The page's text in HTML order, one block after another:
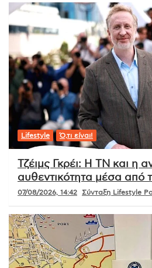
Lifestyle Ό,τι είναι!
Τζέιμς Γκρέι: Η ΤΝ και η
αυθεντικότητα μέσα από
07/08/2026, 14:42 Σύνταξη Lifestyle